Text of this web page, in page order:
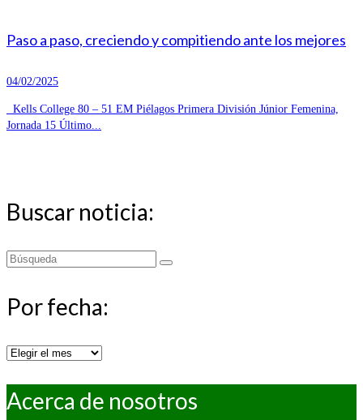
Paso a paso, creciendo y compitiendo ante los mejores
04/02/2025
Kells College 80 – 51 EM Piélagos Primera División Júnior Femenina,
Jornada 15 Último...
Buscar noticia:
Buscar
Por fecha:
Por
Acerca de nosotros